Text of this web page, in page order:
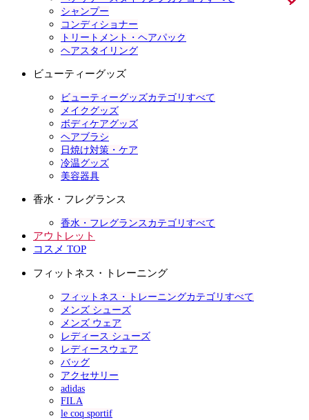
シャンプー
コンディショナー
トリートメント・ヘアパック
ヘアスタイリング
ビューティーグッズ
ビューティーグッズカテゴリすべて
メイクグッズ
ボディケアグッズ
ヘアブラシ
日焼け対策・ケア
冷温グッズ
美容器具
香水・フレグランス
香水・フレグランスカテゴリすべて
アウトレット
コスメ TOP
フィットネス・トレーニング
フィットネス・トレーニングカテゴリすべて
メンズ シューズ
メンズ ウェア
レディース シューズ
レディースウェア
バッグ
アクセサリー
adidas
FILA
le coq sportif